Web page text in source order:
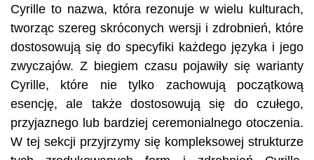
Cyrille to nazwa, która rezonuje w wielu kulturach,
tworząc szereg skróconych wersji i zdrobnień, które
dostosowują się do specyfiki każdego języka i jego
zwyczajów. Z biegiem czasu pojawiły się warianty
Cyrille, które nie tylko zachowują początkową
esencję, ale także dostosowują się do czułego,
przyjaznego lub bardziej ceremonialnego otoczenia.
W tej sekcji przyjrzymy się kompleksowej strukturze